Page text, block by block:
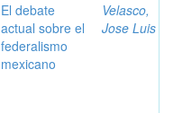
El debate
actual sobre el
federalismo
mexicano
Velasco,
Jose Luis